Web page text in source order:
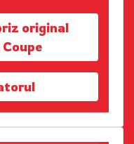
original